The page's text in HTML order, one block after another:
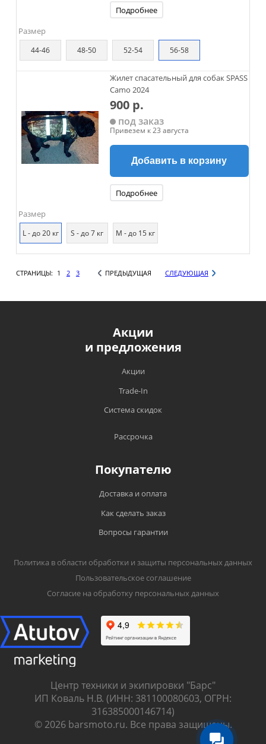
Подробнее
Размер
44-46 48-50 52-54 56-58
Жилет спасательный для собак SPASS
Camo 2024
900 р.
под заказ
Привезем к 23 августа
Добавить в корзину
Подробнее
Размер
L - до 20 кг S - до 7 кг М - до 15 кг
СТРАНИЦЫ: 1 2 3 ПРЕДЫДУЩАЯ СЛЕДУЮЩАЯ
Акции
и предложения
Акции
Trade-In
Система скидок
Рассрочка
Покупателю
Доставка и оплата
Как сделать заказ
Вопросы гарантии
Политика в области обработки и защиты персональных данных
Пользовательское соглашение
Согласие на обработку персональных данных
Центр техники и экипировки "Барс"
ИП Коваль Н.В. (ИНН: 381100080603, ОГРН:
316385000146714)
© 2026 barsmoto.ru. Все права защищены.